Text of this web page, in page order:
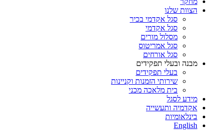
הצוות שלנו
סגל אקדמי בכיר
סגל אקדמי
מסלול מורים
סגל אמריטוס
סגל אורחים
מבנה ובעלי תפקידים
בעלי תפקידים
שירותי הזמנות וקניינות
בית מלאכה מכני
מידע לסגל
אקדמיה ותעשייה
בינלאומיות
English